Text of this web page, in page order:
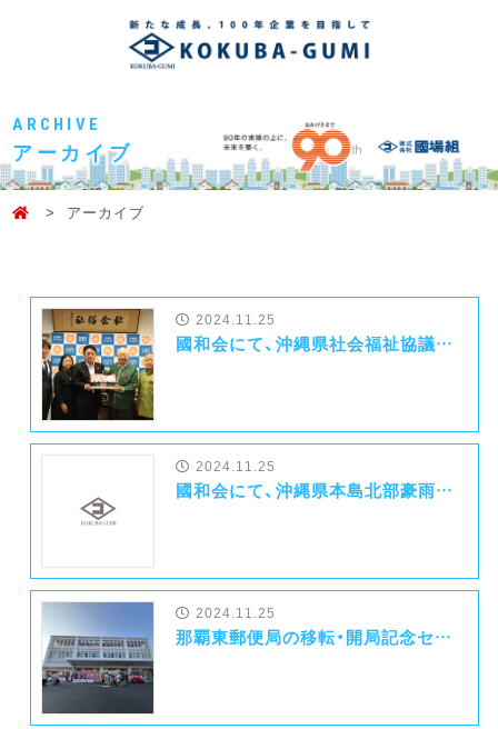
ARCHIVE
アーカイブ
アーカイブ
2024.11.25
國和会にて、沖縄県社会福祉協議会様へ映画招待券を寄贈しました
2024.11.25
國和会にて、沖縄県本島北部豪雨の被災地へ災害義援金を寄附いたしました
2024.11.25
那覇東郵便局の移転・開局記念セレモニーが行われました！